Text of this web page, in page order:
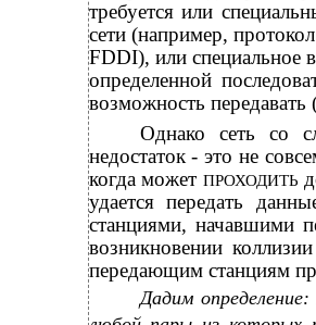
требуется или
сети (например,
FDDI), или специальное
определенной
возможность
Однако сеть со
недостаток - это не
когда можетПРОХОДИТЬ
удается передать
станциями, начавшими
возникновении
передающим станциям
Дадим